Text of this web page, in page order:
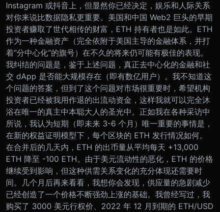
Instagram 或抖音上，但显然你已经决定，娱乐和人际关系
对你来说比数据隐私更重要。 美国和中国 Web2 巨头的早期
投资者赚取了世代相传的财富，ETH 持有者也是如此。ETH
作为一种金融资产（完全依附于美国主导的金融体系，并打
着“分中心化”的旗号）在不久的将来仍可能有极佳的表现。
我纠结的问题是，鉴于上述问题，真正去中心化的金融和社
交 dApp 是否能大规模存在（即有数亿用户）。我不知道这
个问题的答案，但到了这个问题对市场很重要时，希望机构
投资者已经被我用作退的出流动资金，这样我就可以完全沐
浴在唯一的真主中本聪大人的圣光中。 正如我在各种采访中
所说，我认为短期（即未来 3-6 个月）唯一重要的事情是，
在新的权益证明模型下，每个区块的 ETH 发行情况如何。
在合并后的几天内，ETH 的出币量从平均每天 +13,000
ETH 降至 -100 ETH。 由于美元流动性的恶化，ETH 的价格
继续受到影响，但这种供需关系变化的充分体现还需要时
间。几个月后再来看看，我想你会发现，供应量的急剧减少
已经创造了一个价格不断强劲上涨的基础。 我曾经写过，我
购买了 3000 美元行权价、2022 年 12 月到期的 ETH/USD